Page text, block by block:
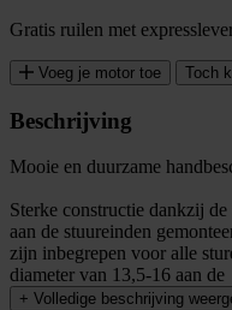
Gratis ruilen met
Voeg je motor toe Toch
Beschrijving
Mooie en duurzame
Sterke constructie dankzij
aan de stuureinden
zijn inbegrepen voor alle
diameter van 13,5-16 aan de
+ Volledige beschrijving